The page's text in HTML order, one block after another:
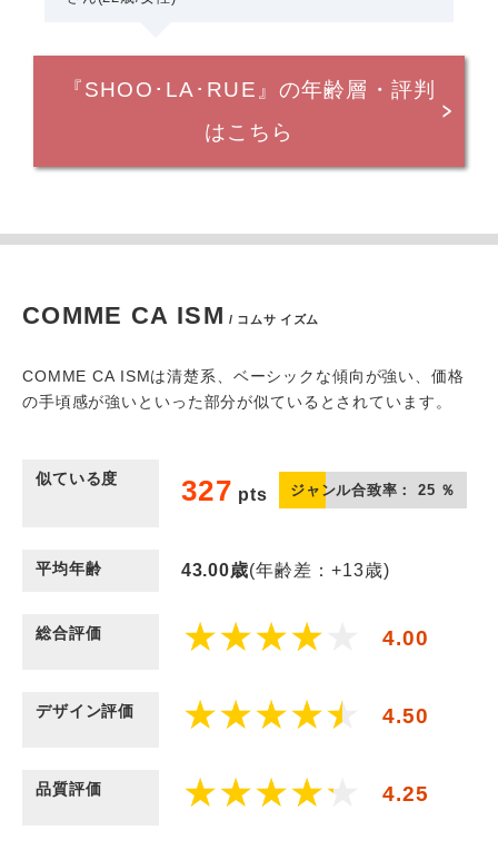
『SHOO･LA･RUE』の年齢層・評判
はこちら
COMME CA ISM / コムサ イズム
COMME CA ISMは清楚系、ベーシックな傾向が強い、価格
の手頃感が強いといった部分が似ているとされています。
似ている度 327 pts ジャンル合致率： 25 ％
平均年齢 43.00歳(年齢差：+13歳)
総合評価 4.00
デザイン評価 4.50
品質評価 4.25